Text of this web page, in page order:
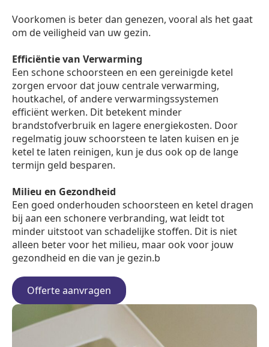
Voorkomen is beter dan genezen, vooral als het gaat
om de veiligheid van uw gezin.
Efficiëntie van Verwarming
Een schone schoorsteen en een gereinigde ketel
zorgen ervoor dat jouw centrale verwarming,
houtkachel, of andere verwarmingssystemen
efficiënt werken. Dit betekent minder
brandstofverbruik en lagere energiekosten. Door
regelmatig jouw schoorsteen te laten kuisen en je
ketel te laten reinigen, kun je dus ook op de lange
termijn geld besparen.
Milieu en Gezondheid
Een goed onderhouden schoorsteen en ketel dragen
bij aan een schonere verbranding, wat leidt tot
minder uitstoot van schadelijke stoffen. Dit is niet
alleen beter voor het milieu, maar ook voor jouw
gezondheid en die van je gezin.b
Offerte aanvragen